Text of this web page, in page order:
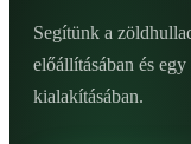
Segítünk a
előállításában és
kialakításában.